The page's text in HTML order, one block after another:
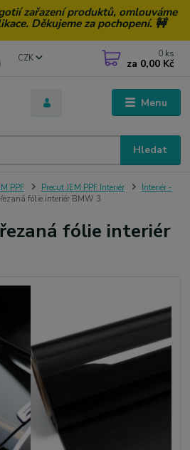
zařazení produktů, omlouváme
Děkujeme za pochopení. 🚧
Menu
CZK
Hledat
0 ks
za 0,00 Kč
PPF Precut JEM PPF Interiér
Interiér -
fólie interiér BMW 3
fólie interiér